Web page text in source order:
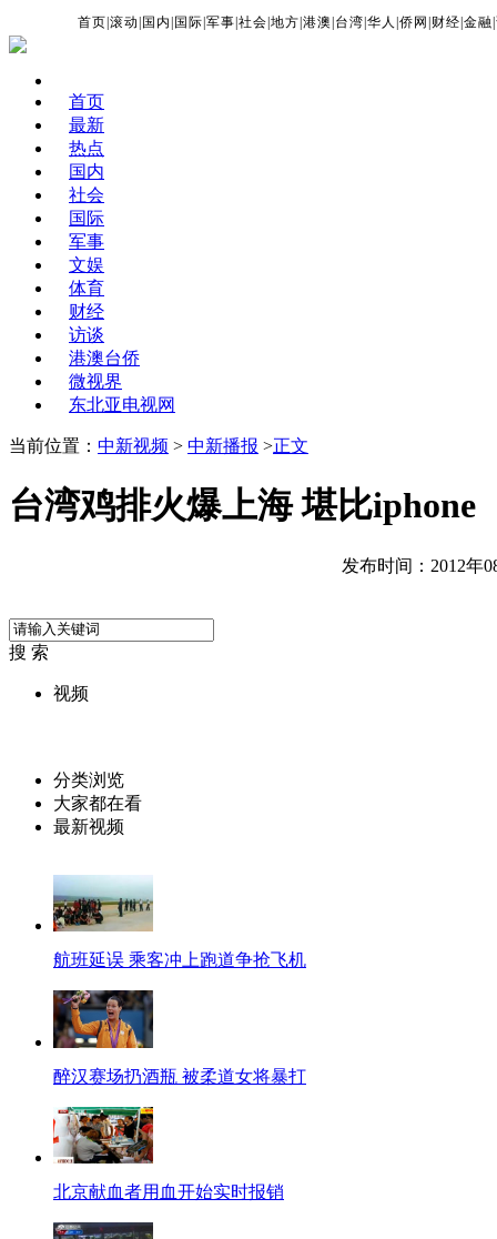
首页 |滚动 国内 国际 |军事 |社会 |地方 |港澳 台湾 |华人 |侨网 财经 |金融 |
首页
最新
热点
国内
社会
国际
军事
文娱
体育
财经
访谈
港澳台侨
微视界
东北亚电视网
当前位置： 中新视频 > 中新播报 >正文
台湾鸡排火爆上海 堪比iphone
发布时间：2012年
搜 索
视频
分类浏览
大家都在看
最新视频
航班延误 乘客冲上跑道争抢飞机
醉汉赛场扔酒瓶 被柔道女将暴打
北京献血者用血开始实时报销